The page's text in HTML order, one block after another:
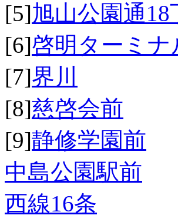
[5]旭山公園通18
[6]啓明ターミナ
[7]界川
[8]慈啓会前
[9]静修学園前
中島公園駅前
西線16条